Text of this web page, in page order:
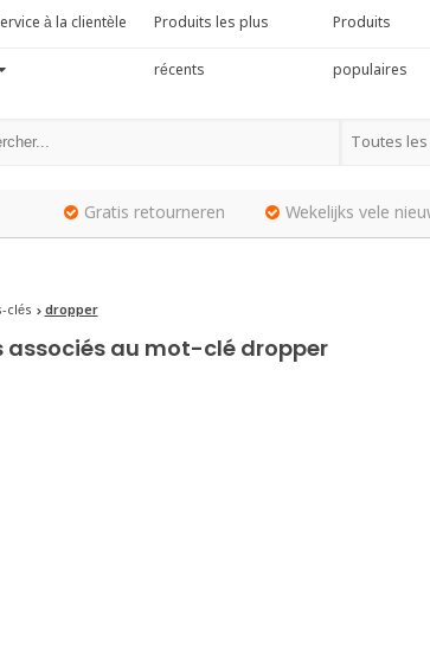
à la clientèle Produits les plus
récents
Produits
populaires
Toutes
Gratis retourneren Wekelijks vele
clés dropper
associés au mot-clé dropper